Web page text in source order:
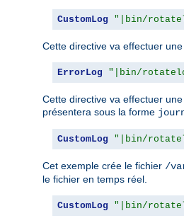
CustomLog "|bin/
Cette directive va effectuer
ErrorLog "|bin/
Cette directive va effectuer
présentera sous la forme
CustomLog "|bin/
Cet exemple crée le fichier /
le fichier en temps réel.
CustomLog "|bin/